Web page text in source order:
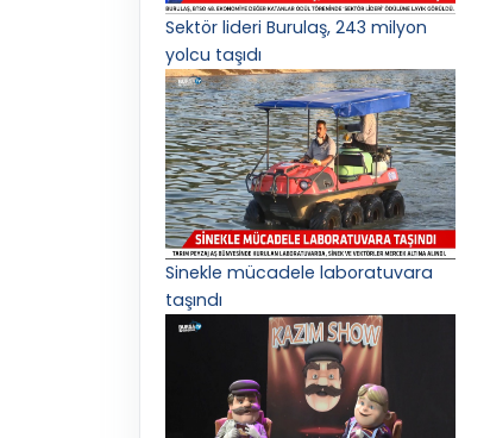
Sektör lideri Burulaş, 243 milyon
yolcu taşıdı
Sinekle mücadele laboratuvara
taşındı